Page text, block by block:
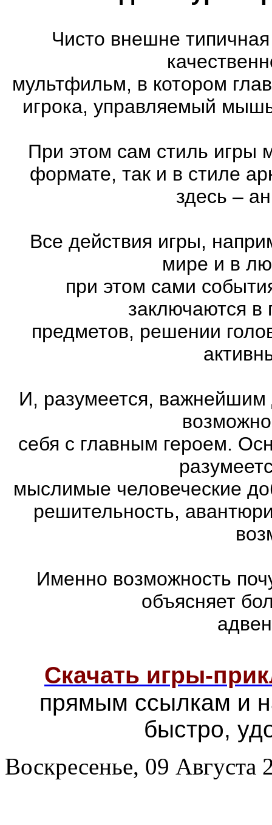
Чисто внешне
мультфильм, в котором
игрока, управляемый
При этом сам стиль игры
формате, так и в стиле
здесь –
Все действия игры,
мире и в
при этом сами
заключаются в
предметов, решении
И, разумеется, важнейшим
себя с главным героем.
мыслимые человеческие
решительность,
Именно возможность
объясняет
Скачать игры-
прямым ссылкам и
быстро,
Воскресенье, 09 Августа